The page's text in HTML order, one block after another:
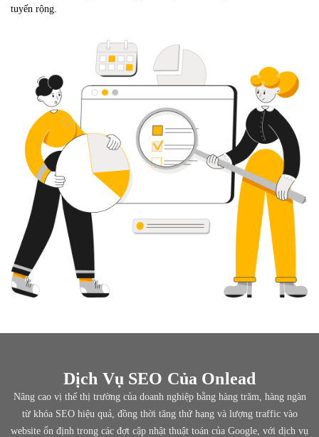
tuyến rộng.
Dịch Vụ SEO Của Onlead
Nâng cao vị thế thị trường của doanh nghiệp bằng hàng trăm, hàng ngàn
từ khóa SEO hiệu quả, đồng thời tăng thứ hạng và lượng traffic vào
website ổn định trong các đợt cập nhật thuật toán của Google, với dịch vụ